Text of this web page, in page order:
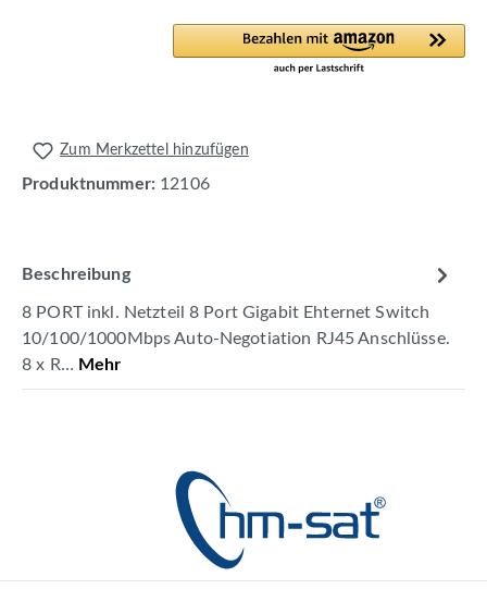
Zum Merkzettel hinzufügen
Produktnummer: 12106
Beschreibung
8 PORT inkl. Netzteil 8 Port Gigabit Ehternet Switch
10/100/1000Mbps Auto-Negotiation RJ45 Anschlüsse.
8 x R… Mehr